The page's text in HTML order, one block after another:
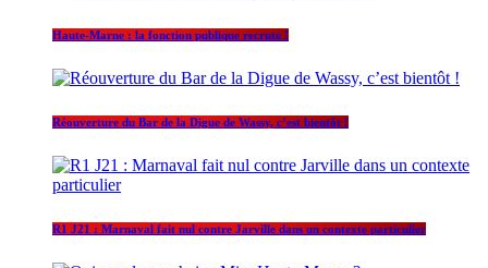
Haute-Marne : la fonction publique recrute !
Réouverture du Bar de la Digue de Wassy, c’est bientôt !
R1 J21 : Marnaval fait nul contre Jarville dans un contexte particulier